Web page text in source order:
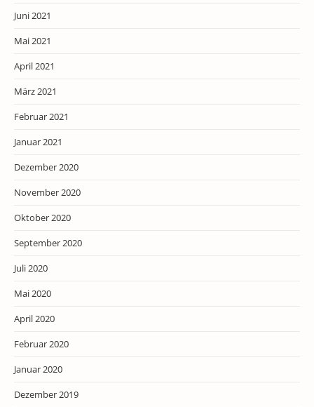
Juni 2021
Mai 2021
April 2021
März 2021
Februar 2021
Januar 2021
Dezember 2020
November 2020
Oktober 2020
September 2020
Juli 2020
Mai 2020
April 2020
Februar 2020
Januar 2020
Dezember 2019